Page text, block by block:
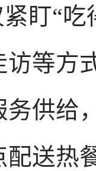
盯“
等方
务供给
配送热